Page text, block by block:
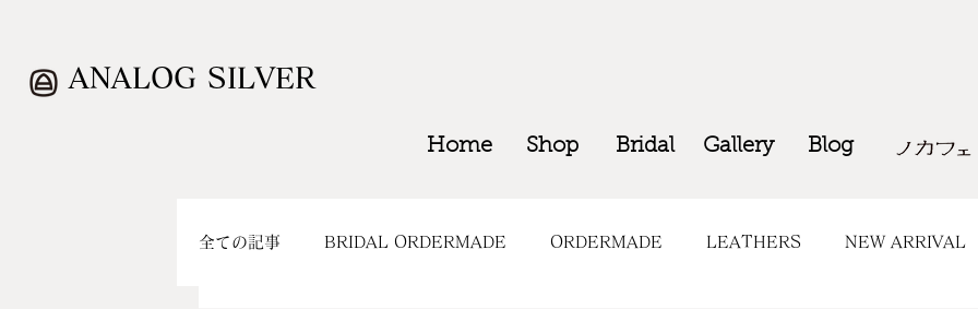
ANALOG SILVER
Home Shop Bridal Gallery Blog
全ての記事 BRIDAL ORDERMADE ORDERMADE LEATHERS NEW ARRIVAL